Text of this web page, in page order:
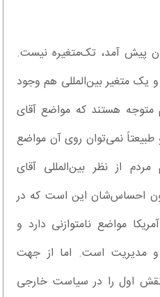
پیش آمد، تک‌متغیره نیست.
متغیر بین‌المللی هم وجود
متوجه هستند که مواضع آقای
نمی‌توان روی آن مواضع
از نظر بین‌المللی آقای
احساس‌شان این است که در
مواضع نامتوازنی دارد و
مدیریت است. اما از جهت
اول را در سیاست خارجی